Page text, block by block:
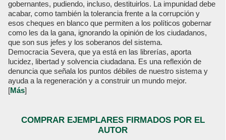
gobernantes, pudiendo, incluso, destituirlos. La impunidad debe
acabar, como también la tolerancia frente a la corrupción y
esos cheques en blanco que permiten a los políticos gobernar
como les da la gana, ignorando la opinión de los ciudadanos,
que son sus jefes y los soberanos del sistema.
Democracia Severa, que ya está en las librerías, aporta
lucidez, libertad y solvencia ciudadana. Es una reflexión de
denuncia que señala los puntos débiles de nuestro sistema y
ayuda a la regeneración y a construir un mundo mejor.
[Más]
COMPRAR EJEMPLARES FIRMADOS POR EL
AUTOR